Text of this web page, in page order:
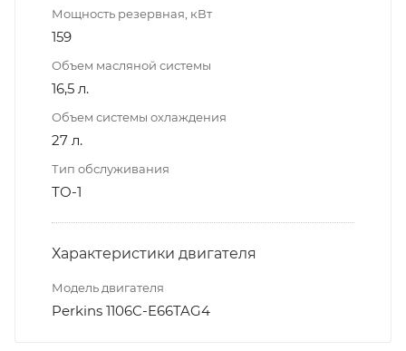
Мощность резервная, кВт
159
Объем масляной системы
16,5 л.
Объем системы охлаждения
27 л.
Тип обслуживания
ТО-1
Характеристики двигателя
Модель двигателя
Perkins 1106C-E66TAG4